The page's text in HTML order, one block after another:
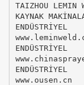
TAIZHOU LEMIN
KAYNAK
ENDÜSTRİYEL
ENDÜSTRİYEL
ENDÜSTRİYEL
www.ousen.cn